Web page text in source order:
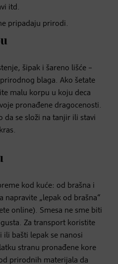
itd.
pripadaju prirodi.
šipak i šareno lišće –
blaga. Ako šetate
malu korpu u koju deca
pronađene dragocenosti.
da se složi na tanjir ili stavi
kod kuće: od brašna i
napravite „lepak od brašna“
online). Smesa ne sme biti
Za transport koristite
ili bašti lepak se nanosi
stranu pronađene kore
prirodnih materijala da